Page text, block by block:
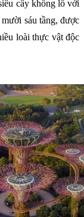
cây khổng lồ với
sáu tầng, được
loài thực vật độc